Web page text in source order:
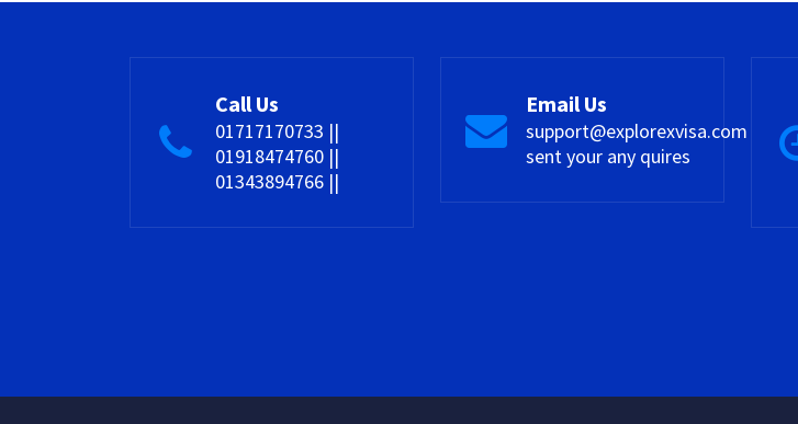
Call Us
01717170733 ||
01918474760 ||
01343894766 ||
Email Us
support@explorexvisa.com
sent your any quires